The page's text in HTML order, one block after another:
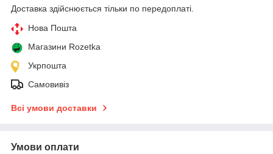
Доставка здійснюється тільки по передоплаті.
Нова Пошта
Магазини Rozetka
Укрпошта
Самовивіз
Всі умови доставки
Умови оплати